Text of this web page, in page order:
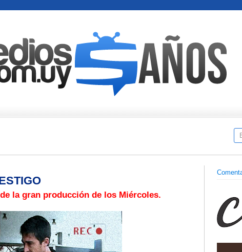
la gran producción de los Miércoles.